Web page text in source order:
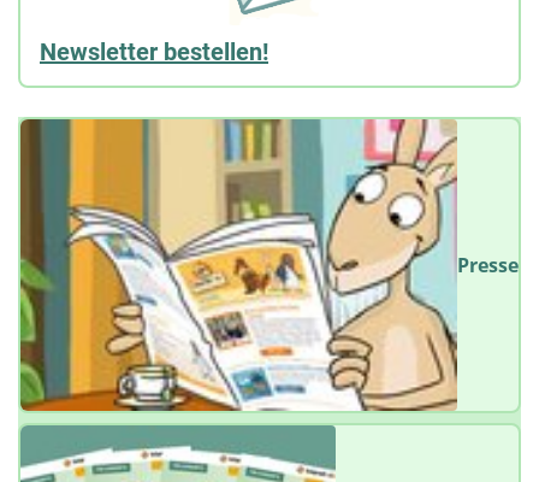
Newsletter bestellen!
Presse